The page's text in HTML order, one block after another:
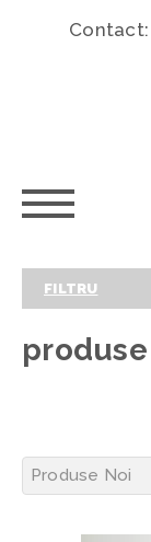
Contact:
FILTRU
produse